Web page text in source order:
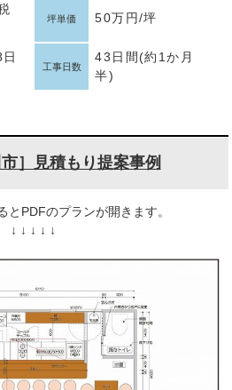
坪単価 50万円/坪
工事日数
43日間(約1か月
半)
］見積もり提案事例
とPDFのプランが開きます。
↓ ↓ ↓ ↓ ↓